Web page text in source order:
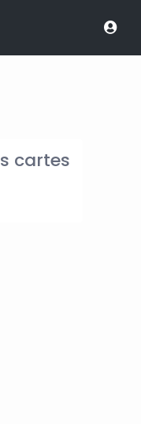
cartes